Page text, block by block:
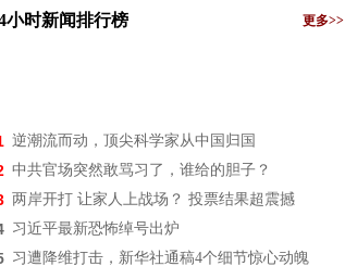
小时新闻排行榜 更多>>
逆潮流而动，顶尖科学家从中国归国
中共官场突然敢骂习了，谁给的胆子？
两岸开打 让家人上战场？ 投票结果超震撼
习近平最新恐怖绰号出炉
习遭降维打击，新华社通稿4个细节惊心动魄